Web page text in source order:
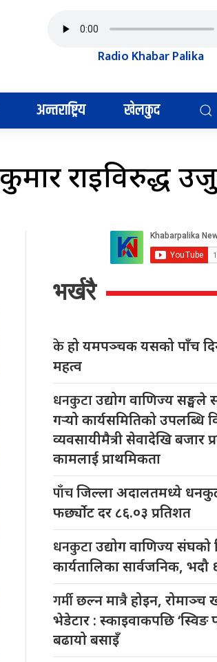
Radio Khabar Palika
अन्तराष्ट्रिय खेलकुद
राईविरुद्ध
भर्खरै
केहो यमपञ्चक यसको पाँच
महत्व
धनकुटाउद्योग वाणिज्य सङ्घले
गर्‍यो कार्यसमितिको उपलब्धि
व्यवसायीमैत्री सेवादेखि बजार
कामलाई प्राथमिकता
पाँचजिल्ला अदालतमध्ये
फर्छ्योट दर ८६.०३ प्रतिशत
धनकुटाउद्योग वाणिज्य संघको
कार्यतालिका सार्वजनिक, भदौ
गर्मीछल्न मात्रै होइन, रोमाञ्च
भेडेटार : स्काइवाकपछि ‘स्विङ
बढायो बसाइँ